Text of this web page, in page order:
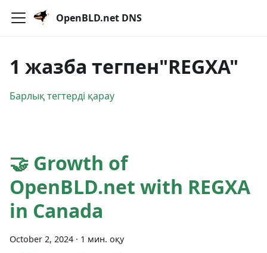
OpenBLD.net DNS
1 жазба тегпен"REGXA"
Барлық тегтерді қарау
🤝 Growth of
OpenBLD.net with REGXA
in Canada
October 2, 2024 · 1 мин. оқу